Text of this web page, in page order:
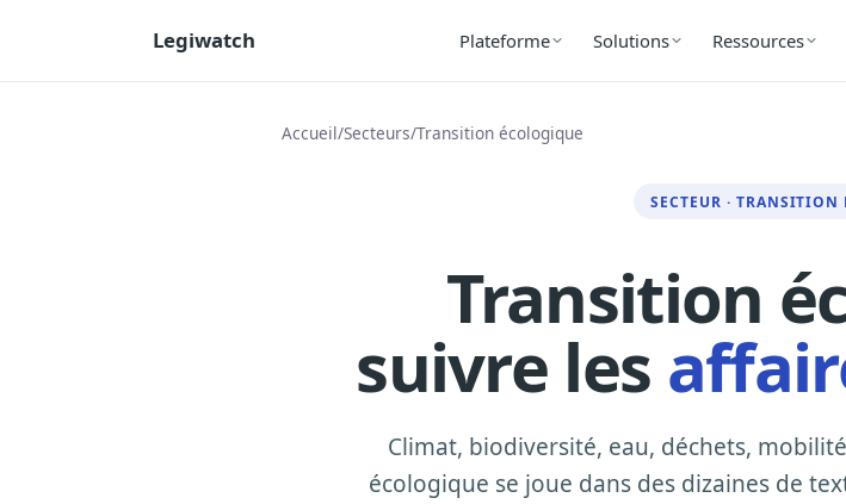
Legiwatch Plateforme Solutions Ressources
Accueil/Secteurs/Transition écologique
SECTEUR · TRANSITION
Transition
suivre les
Climat, biodiversité, eau, déchets,
écologique se joue dans des dizaines de